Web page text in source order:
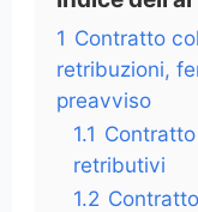
1 Contratto
retribuzioni,
preavviso
1.1
retributivi
1.2